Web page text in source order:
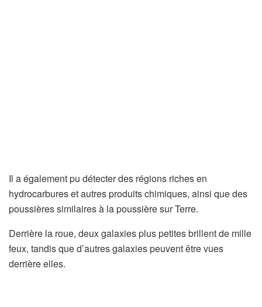
Il a également pu détecter des régions riches en
hydrocarbures et autres produits chimiques, ainsi que des
poussières similaires à la poussière sur Terre.
Derrière la roue, deux galaxies plus petites brillent de mille
feux, tandis que d’autres galaxies peuvent être vues
derrière elles.